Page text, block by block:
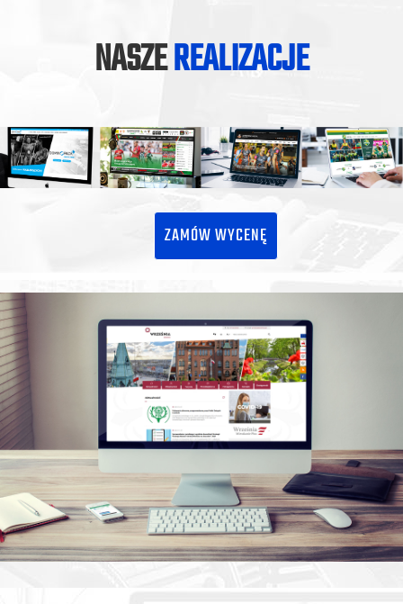
NASZEREALIZACJE
ZAMÓW WYCENĘ